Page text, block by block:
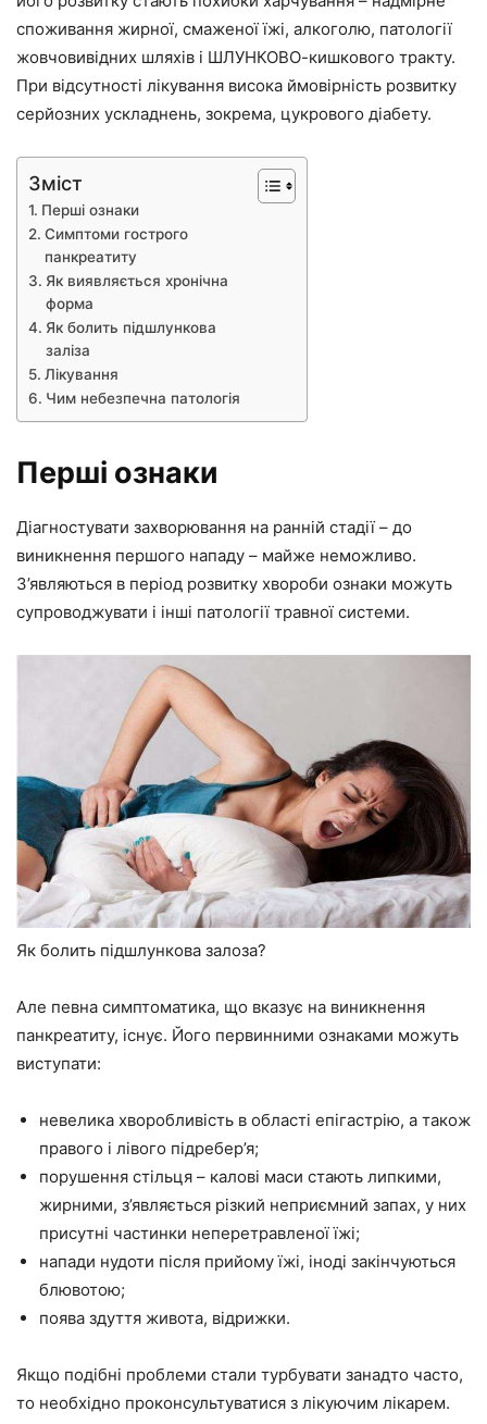
споживання жирної, смаженої їжі, алкоголю, патології
жовчовивідних шляхів і ШЛУНКОВО-кишкового тракту.
При відсутності лікування висока ймовірність розвитку
серйозних ускладнень, зокрема, цукрового діабету.
Зміст
Перші ознаки
Симптоми гострого
панкреатиту
Як виявляється хронічна
форма
Як болить підшлункова
заліза
Лікування
Чим небезпечна патологія
Перші ознаки
Діагностувати захворювання на ранній стадії – до
виникнення першого нападу – майже неможливо.
З’являються в період розвитку хвороби ознаки можуть
супроводжувати і інші патології травної системи.
Як болить підшлункова залоза?
Але певна симптоматика, що вказує на виникнення
панкреатиту, існує. Його первинними ознаками можуть
виступати:
невелика хворобливість в області епігастрію, а також
правого і лівого підребер’я;
порушення стільця – калові маси стають липкими,
жирними, з’являється різкий неприємний запах, у них
присутні частинки неперетравленої їжі;
напади нудоти після прийому їжі, іноді закінчуються
блювотою;
поява здуття живота, відрижки.
Якщо подібні проблеми стали турбувати занадто часто,
то необхідно проконсультуватися з лікуючим лікарем.